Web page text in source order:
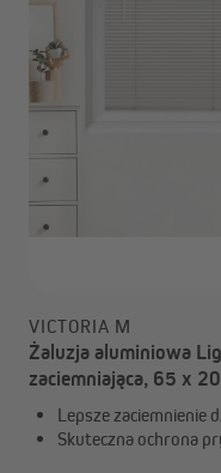
VICTORIA M
Żaluzja aluminiowa
zaciemniająca, 65 x
Lepsze zaciemnienie
Skuteczna ochrona